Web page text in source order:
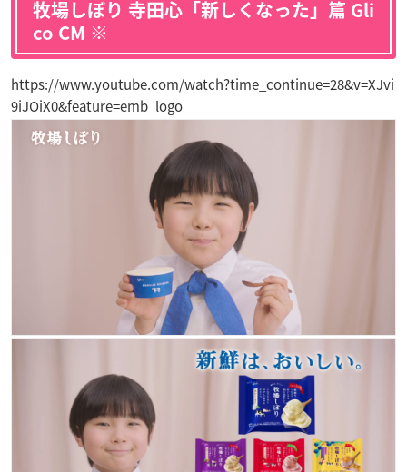
牧場しぼり 寺田心「新しくなった」篇 Gli
co CM ※
https://www.youtube.com/watch?time_continue=28&v=XJvi
9iJOiX0&feature=emb_logo